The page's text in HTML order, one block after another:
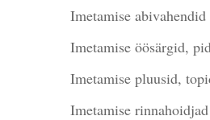
Imetamise abivahendid
Imetamise öösärgid,
Imetamise pluusid,
Imetamise rinnahoidjad